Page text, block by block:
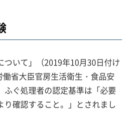
ついて」（2019年10月30日付け
省大臣官房生活衛生・食品安
ふぐ処理者の認定基準は「必要
り確認すること。」とされまし